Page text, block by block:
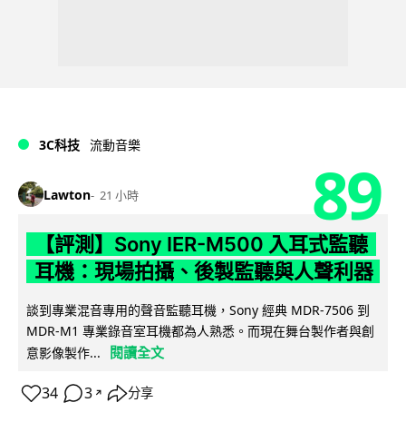
3C科技 流動音樂
Lawton 21 小時 89
【評測】Sony IER-M500 入耳式監聽
耳機：現場拍攝、後製監聽與人聲利器
談到專業混音專用的聲音監聽耳機，Sony 經典 MDR-7506 到
MDR-M1 專業錄音室耳機都為人熟悉。而現在舞台製作者與創
意影像製作...
閱讀全文
34 3 ↗ 分享